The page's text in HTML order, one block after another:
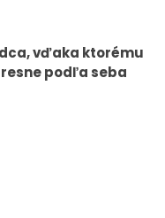
vďaka ktorému
podľa seba